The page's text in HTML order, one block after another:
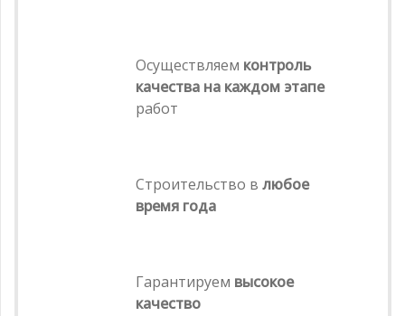
Осуществляем контроль
качества на каждом этапе
работ
Строительство в любое
время года
Гарантируем высокое
качество